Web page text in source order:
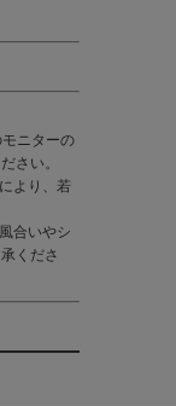
ニターの
さい。
より、若
合いやシ
くださ